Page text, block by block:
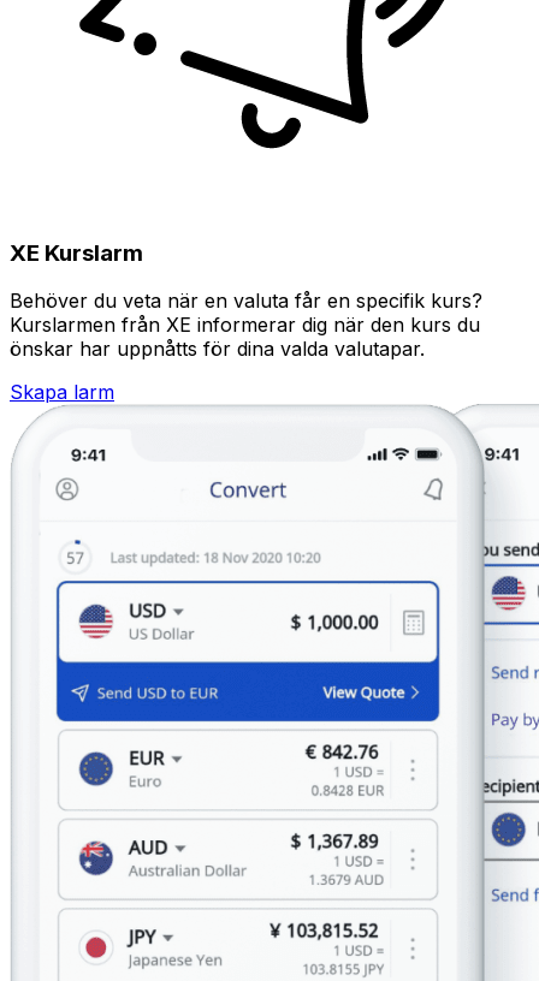
XE Kurslarm
Behöver du veta när en valuta får en specifik kurs?
Kurslarmen från XE informerar dig när den kurs du
önskar har uppnåtts för dina valda valutapar.
Skapa larm